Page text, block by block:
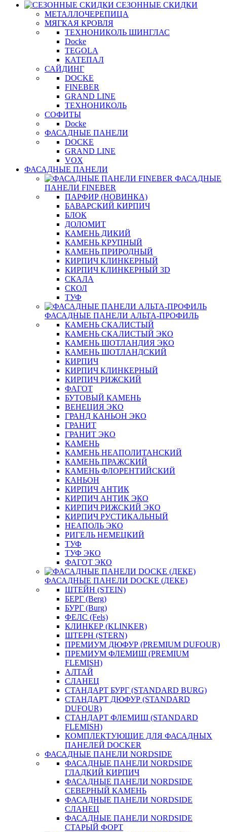
СЕЗОННЫЕ СКИДКИ
МЕТАЛЛОЧЕРЕПИЦА
МЯГКАЯ КРОВЛЯ
ТЕХНОНИКОЛЬ ШИНГЛАС
Docke
TEGOLA
КАТЕПАЛ
САЙДИНГ
DOCKE
FINEBER
GRAND LINE
ТЕХНОНИКОЛЬ
СОФИТЫ
Docke
ФАСАДНЫЕ ПАНЕЛИ
DOCKE
GRAND LINE
VOX
ФАСАДНЫЕ ПАНЕЛИ
ФАСАДНЫЕ
ПАНЕЛИ FINEBER
ПАРФИР (НОВИНКА)
БАВАРСКИЙ КИРПИЧ
БЛОК
ДОЛОМИТ
КАМЕНЬ ДИКИЙ
КАМЕНЬ КРУПНЫЙ
КАМЕНЬ ПРИРОДНЫЙ
КИРПИЧ КЛИНКЕРНЫЙ
КИРПИЧ КЛИНКЕРНЫЙ 3D
СКАЛА
СКОЛ
ТУФ
ФАСАДНЫЕ ПАНЕЛИ АЛЬТА-ПРОФИЛЬ
КАМЕНЬ СКАЛИСТЫЙ
КАМЕНЬ СКАЛИСТЫЙ ЭКО
КАМЕНЬ ШОТЛАНДИЯ ЭКО
КАМЕНЬ ШОТЛАНДСКИЙ
КИРПИЧ
КИРПИЧ КЛИНКЕРНЫЙ
КИРПИЧ РИЖСКИЙ
ФАГОТ
БУТОВЫЙ КАМЕНЬ
ВЕНЕЦИЯ ЭКО
ГРАНД КАНЬОН ЭКО
ГРАНИТ
ГРАНИТ ЭКО
КАМЕНЬ
КАМЕНЬ НЕАПОЛИТАНСКИЙ
КАМЕНЬ ПРАЖСКИЙ
КАМЕНЬ ФЛОРЕНТИЙСКИЙ
КАНЬОН
КИРПИЧ АНТИК
КИРПИЧ АНТИК ЭКО
КИРПИЧ РИЖСКИЙ ЭКО
КИРПИЧ РУСТИКАЛЬНЫЙ
НЕАПОЛЬ ЭКО
РИГЕЛЬ НЕМЕЦКИЙ
ТУФ
ТУФ ЭКО
ФАГОТ ЭКО
ФАСАДНЫЕ ПАНЕЛИ DOCKE (ДЕКЕ)
ШТЕЙН (STEIN)
БЕРГ (Berg)
БУРГ (Burg)
ФЕЛС (Fels)
КЛИНКЕР (KLINKER)
ШТЕРН (STERN)
ПРЕМИУМ ДЮФУР (PREMIUM DUFOUR)
ПРЕМИУМ ФЛЕМИШ (PREMIUM
FLEMISH)
АЛТАЙ
СЛАНЕЦ
СТАНДАРТ БУРГ (STANDARD BURG)
СТАНДАРТ ДЮФУР (STANDARD
DUFOUR)
СТАНДАРТ ФЛЕМИШ (STANDARD
FLEMISH)
КОМПЛЕКТУЮЩИЕ ДЛЯ ФАСАДНЫХ
ПАНЕЛЕЙ DOCKER
ФАСАДНЫЕ ПАНЕЛИ NORDSIDE
ФАСАДНЫЕ ПАНЕЛИ NORDSIDE
ГЛАДКИЙ КИРПИЧ
ФАСАДНЫЕ ПАНЕЛИ NORDSIDE
СЕВЕРНЫЙ КАМЕНЬ
ФАСАДНЫЕ ПАНЕЛИ NORDSIDE
СЛАНЕЦ
ФАСАДНЫЕ ПАНЕЛИ NORDSIDE
СТАРЫЙ ФОРТ